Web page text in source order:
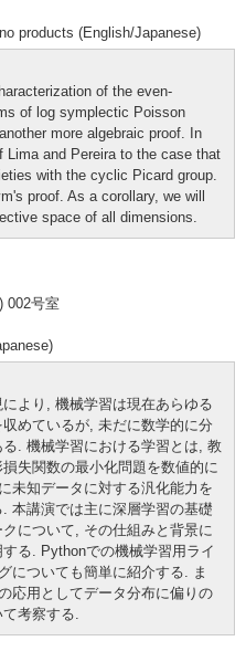
products (English/Japanese)
of the even-
of log symplectic Poisson
more algebraic proof. In
and Pereira to the case that
with the cyclic Picard group.
proof. As a corollary, we will
space of all dimensions.
002号室
より, 機械学習は現在あらゆる
めているが, 未だに数学的に分
. 機械学習における学習とは, 教
失関数の最小化問題を数値的に
未知データに対する汎化能力を
本講演では主に深層学習の基礎
について, その仕組みと背景に
る. Pythonでの機械学習用ライ
についても簡単に紹介する. ま
応用としてデータ分布に偏りの
考察する.